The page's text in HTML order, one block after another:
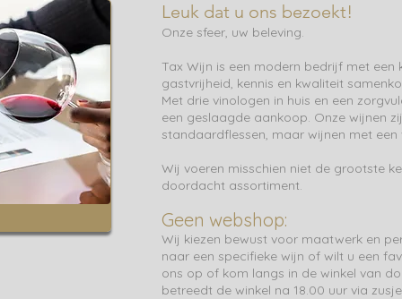
Leuk dat u ons bezoekt!
Onze sfeer, uw beleving.
Tax Wijn is een modern bedrijf met een
gastvrijheid, kennis en kwaliteit
Met drie vinologen in huis en een
een geslaagde aankoop. Onze wijnen
standaardflessen, maar wijnen met een
Wij voeren misschien niet de grootste
doordacht assortiment.
Geen webshop:
Wij kiezen bewust voor maatwerk en
naar een specifieke wijn of wilt u een
ons op of kom langs in de winkel van
betreedt de winkel na 18.00 uur via